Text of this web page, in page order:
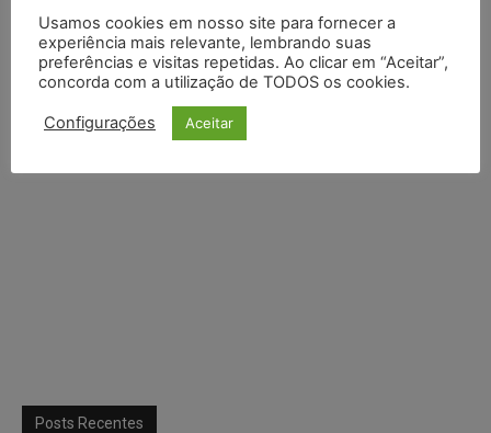
Posts Recentes
Usamos cookies em nosso site para fornecer a
experiência mais relevante, lembrando suas
preferências e visitas repetidas. Ao clicar em “Aceitar”,
concorda com a utilização de TODOS os cookies.
Configurações Aceitar